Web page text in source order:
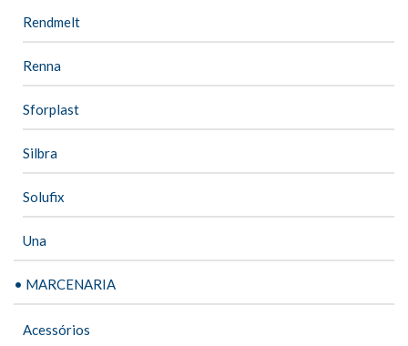
Rendmelt
Renna
Sforplast
Silbra
Solufix
Una
• MARCENARIA
Acessórios